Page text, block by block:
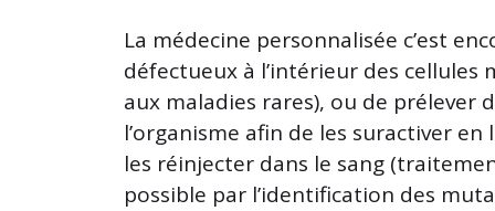
La médecine personnalisée c’est
défectueux à l’intérieur des cellules
aux maladies rares), ou de prélever
l’organisme afin de les suractiver
les réinjecter dans le sang
possible par l’identification des